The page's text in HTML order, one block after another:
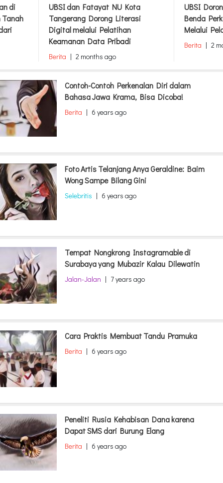
di
Tanah
UBSI dan Fatayat NU Kota
Tangerang Dorong Literasi
Digital melalui Pelatihan
Keamanan Data Pribadi
Berita | 2 months ago
UBSI
Benda
Melalui
Berita | 2
Contoh-Contoh Perkenalan Diri dalam
Bahasa Jawa Krama, Bisa Dicoba!
Berita | 6 years ago
Foto Artis Telanjang Anya Geraldine: Baim
Wong Sampe Bilang Gini
Selebritis | 6 years ago
Tempat Nongkrong Instagramable di
Surabaya yang Mubazir Kalau Dilewatin
Jalan-Jalan | 7 years ago
Cara Praktis Membuat Tandu Pramuka
Berita | 6 years ago
Peneliti Rusia Kehabisan Dana karena
Dapat SMS dari Burung Elang
Berita | 6 years ago